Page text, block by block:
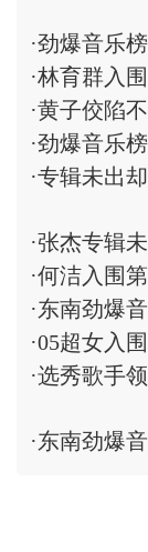
·劲爆音乐
·林育群入
·黄子佼陷
·劲爆音乐
·专辑未出
·张杰专辑
·何洁入围
·东南劲爆
·05超女入
·选秀歌手
·东南劲爆